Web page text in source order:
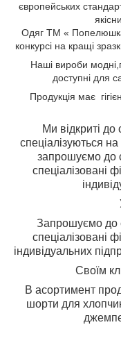
європейських
Одяг ТМ «
конкурсі на кращі
Наші вироби модні,
доступні для
Продукція має
Ми відкриті до
спеціалізуються
запрошуємо до
спеціалізовані
Запрошуємо до
спеціалізовані
індивідуальних
Своїм
В асортимент
шорти для